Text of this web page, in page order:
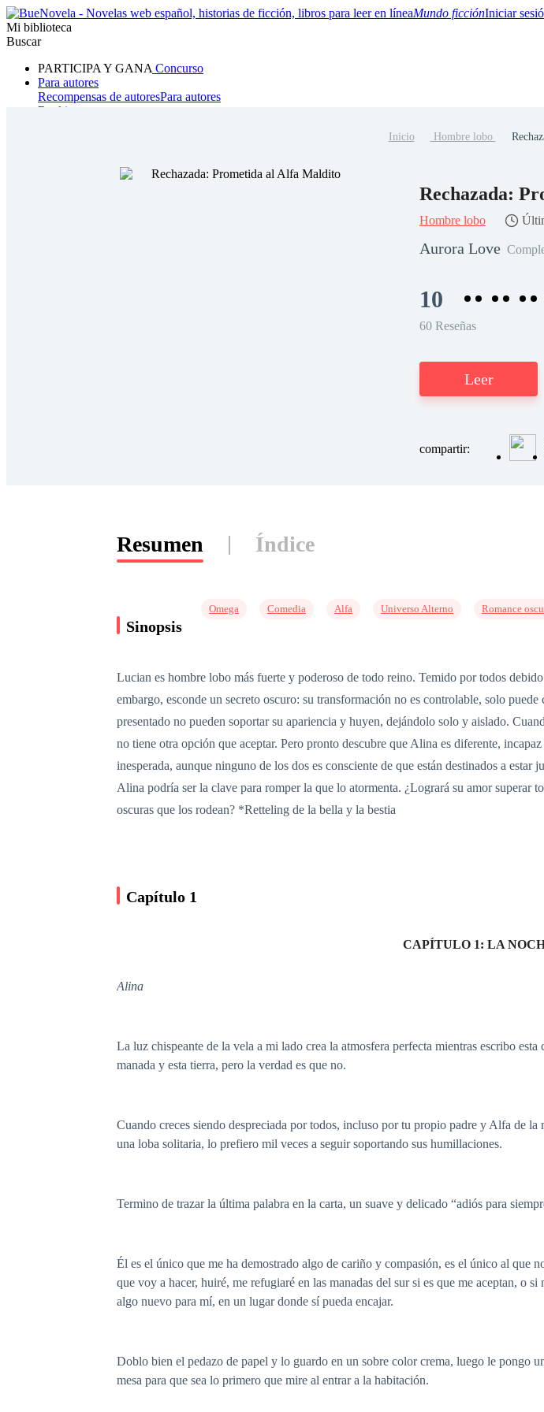
Mundo ficciónIniciar
Mi biblioteca
Buscar
PARTICIPA Y GANA Concurso
Para autores
Recompensas de autoresPara autores
Ranking
Hombre lobo MafiaSistema Fantasía UrbanoLGBTQ+
Inicio Hombre lobo
Rechazada:
Hombre lobo
Aurora Love
10
60 Reseñas
Leer
compartir:
Resumen Índice
Sinopsis
Omega Comedia Alfa Universo Alterno Romance
Lucian es hombre lobo más fuerte y poderoso de todo reino. Temido por todos
embargo, esconde un secreto oscuro: su transformación no es controlable, solo
presentado no pueden soportar su apariencia y huyen, dejándolo solo y aislado.
no tiene otra opción que aceptar. Pero pronto descubre que Alina es diferente,
inesperada, aunque ninguno de los dos es consciente de que están destinados a
Alina podría ser la clave para romper la que lo atormenta. ¿Logrará su amor superar
oscuras que los rodean? *Retteling de la bella y la bestia
Capítulo 1
CAPÍTULO 1: LA
Alina
La luz chispeante de la vela a mi lado crea la atmosfera perfecta mientras escribo
manada y esta tierra, pero la verdad es que no.
Cuando creces siendo despreciada por todos, incluso por tu propio padre y Alfa de
una loba solitaria, lo prefiero mil veces a seguir soportando sus humillaciones.
Termino de trazar la última palabra en la carta, un suave y delicado “adiós para
Él es el único que me ha demostrado algo de cariño y compasión, es el único al que
que voy a hacer, huiré, me refugiaré en las manadas del sur si es que me aceptan, o
algo nuevo para mí, en un lugar donde sí pueda encajar.
Doblo bien el pedazo de papel y lo guardo en un sobre color crema, luego le pongo
mesa para que sea lo primero que mire al entrar a la habitación.